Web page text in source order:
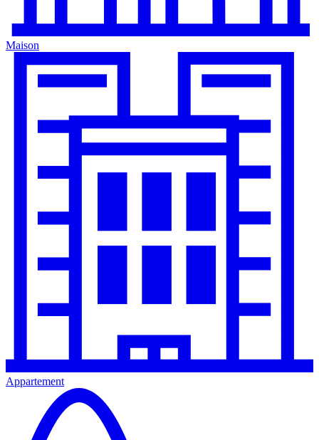
Maison
Appartement